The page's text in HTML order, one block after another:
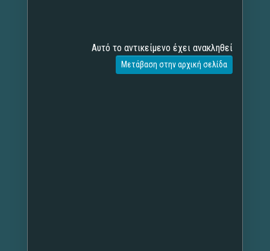
Αυτό το αντικείμενο έχει ανακληθεί
Μετάβαση στην αρχική σελίδα